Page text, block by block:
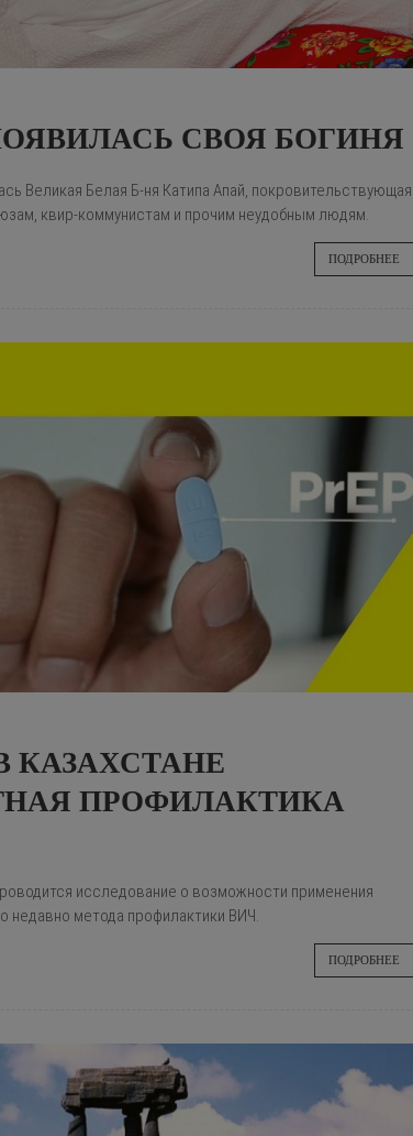
СВОЯ БОГИНЯ
Великая Белая Б-ня Катипа Апай, покровительствующая
квир-коммунистам и прочим неудобным людям.
ПОДРОБНЕЕ
КАЗАХСТАНЕ
ПРОФИЛАКТИКА
исследование о возможности применения
недавно метода профилактики ВИЧ.
ПОДРОБНЕЕ